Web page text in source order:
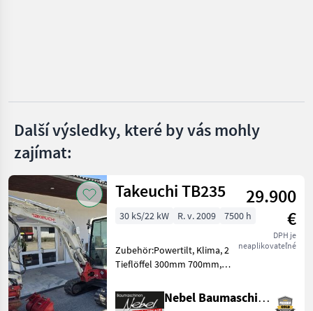
Rhinoceros
Zobrazit
všech
37
MARKETPLACE
Marketplace
Nabídky
prodejců
Inzeráty
Další výsledky, které by vás mohly
zajímat:
Takeuchi TB235
29.900
€
DPH je
neaplikovateľné
30 kS/22 kW R. v. 2009 7500 h
Zubehör:Powertilt, Klima, 2
Tieflöffel 300mm 700mm,
1200mm.Hydraulikpumpe
wurde bei
Nebel Baumaschinen